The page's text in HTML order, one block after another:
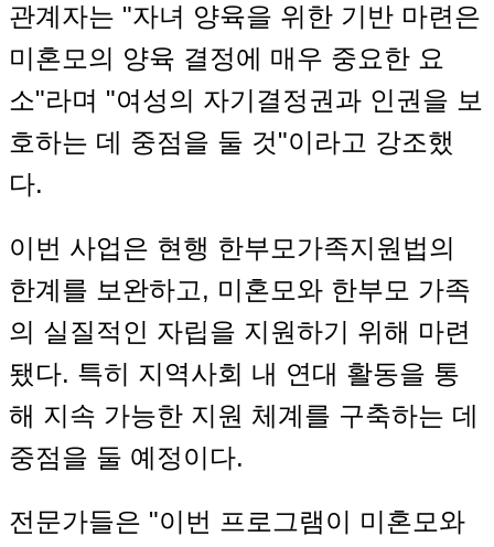
관계자는 "자녀 양육을 위한 기반 마련은
미혼모의 양육 결정에 매우 중요한 요
소"라며 "여성의 자기결정권과 인권을 보
호하는 데 중점을 둘 것"이라고 강조했
다.
이번 사업은 현행 한부모가족지원법의
한계를 보완하고, 미혼모와 한부모 가족
의 실질적인 자립을 지원하기 위해 마련
됐다. 특히 지역사회 내 연대 활동을 통
해 지속 가능한 지원 체계를 구축하는 데
중점을 둘 예정이다.
전문가들은 "이번 프로그램이 미혼모와